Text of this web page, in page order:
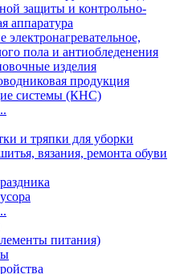
защиты и контрольно-
аппаратура
электронагревательное,
пола и антиобледенения
изделия
продукция
системы (КНС)
и тряпки для уборки
вязания, ремонта обуви
питания)